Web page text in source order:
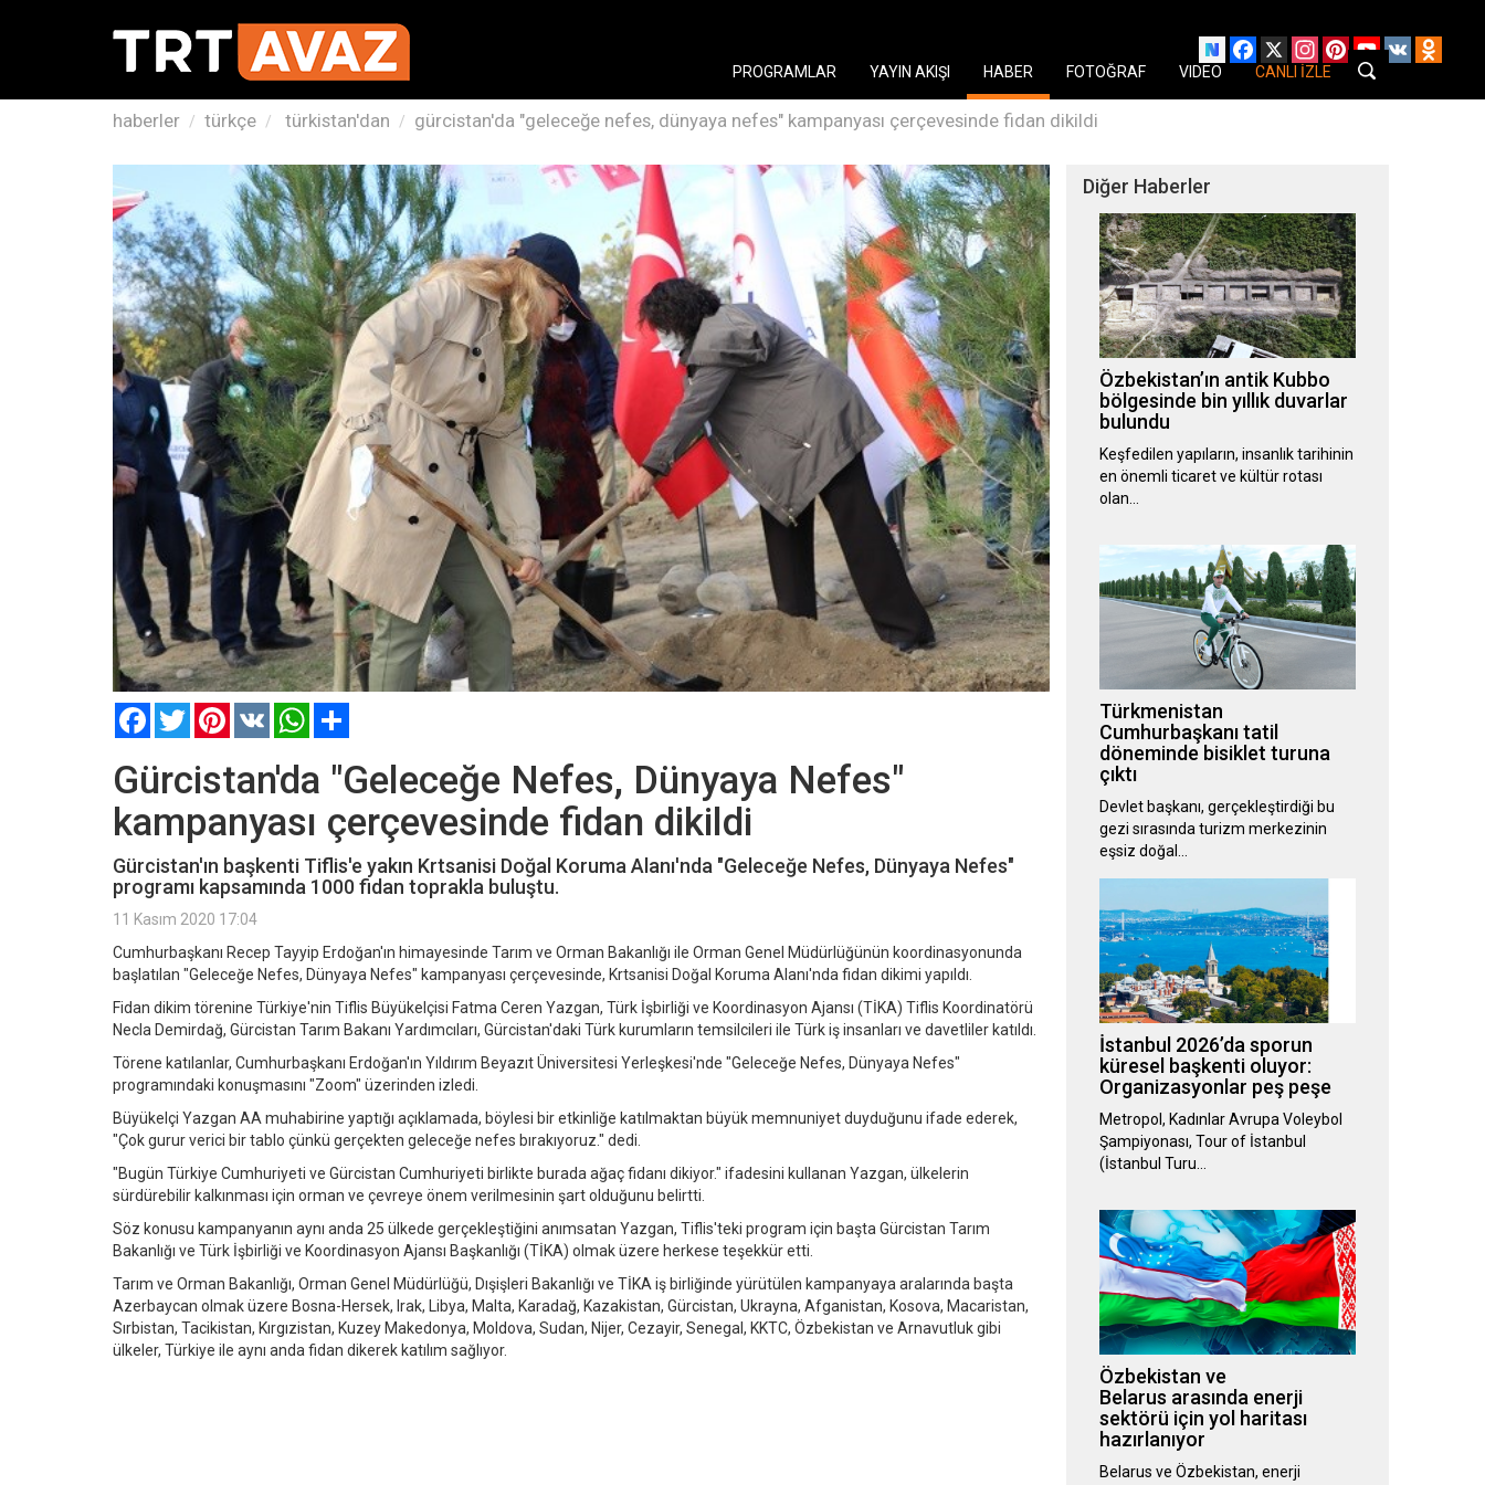
Facebook
X Instagram
PinterestYouTube
VK
PROGRAMLAR
YAYIN AKIŞI HABER FOTOĞRAF VIDEO CANLI İZLE
haberler türkçe türkistan'dan gürcistan'da "geleceğe nefes, dünyaya nefes" kampanyası çerçevesinde fidan dikildi
FacebookTwitterPinterest
VK WhatsApp
Gürcistan'da "Geleceğe Nefes, Dünyaya Nefes"
kampanyası çerçevesinde fidan dikildi
Gürcistan'ın başkenti Tiflis'e yakın Krtsanisi Doğal Koruma Alanı'nda "Geleceğe Nefes, Dünyaya Nefes"
programı kapsamında 1000 fidan toprakla buluştu.
11 Kasım 2020 17:04
Cumhurbaşkanı Recep Tayyip Erdoğan'ın himayesinde Tarım ve Orman Bakanlığı ile Orman Genel Müdürlüğünün koordinasyonunda
başlatılan "Geleceğe Nefes, Dünyaya Nefes" kampanyası çerçevesinde, Krtsanisi Doğal Koruma Alanı'nda fidan dikimi yapıldı.
Fidan dikim törenine Türkiye'nin Tiflis Büyükelçisi Fatma Ceren Yazgan, Türk İşbirliği ve Koordinasyon Ajansı (TİKA) Tiflis Koordinatörü
Necla Demirdağ, Gürcistan Tarım Bakanı Yardımcıları, Gürcistan'daki Türk kurumların temsilcileri ile Türk iş insanları ve davetliler katıldı.
Törene katılanlar, Cumhurbaşkanı Erdoğan'ın Yıldırım Beyazıt Üniversitesi Yerleşkesi'nde "Geleceğe Nefes, Dünyaya Nefes"
programındaki konuşmasını "Zoom" üzerinden izledi.
Büyükelçi Yazgan AA muhabirine yaptığı açıklamada, böylesi bir etkinliğe katılmaktan büyük memnuniyet duyduğunu ifade ederek,
"Çok gurur verici bir tablo çünkü gerçekten geleceğe nefes bırakıyoruz." dedi.
"Bugün Türkiye Cumhuriyeti ve Gürcistan Cumhuriyeti birlikte burada ağaç fidanı dikiyor." ifadesini kullanan Yazgan, ülkelerin
sürdürebilir kalkınması için orman ve çevreye önem verilmesinin şart olduğunu belirtti.
Söz konusu kampanyanın aynı anda 25 ülkede gerçekleştiğini anımsatan Yazgan, Tiflis'teki program için başta Gürcistan Tarım
Bakanlığı ve Türk İşbirliği ve Koordinasyon Ajansı Başkanlığı (TİKA) olmak üzere herkese teşekkür etti.
Tarım ve Orman Bakanlığı, Orman Genel Müdürlüğü, Dışişleri Bakanlığı ve TİKA iş birliğinde yürütülen kampanyaya aralarında başta
Azerbaycan olmak üzere Bosna-Hersek, Irak, Libya, Malta, Karadağ, Kazakistan, Gürcistan, Ukrayna, Afganistan, Kosova, Macaristan,
Sırbistan, Tacikistan, Kırgızistan, Kuzey Makedonya, Moldova, Sudan, Nijer, Cezayir, Senegal, KKTC, Özbekistan ve Arnavutluk gibi
ülkeler, Türkiye ile aynı anda fidan dikerek katılım sağlıyor.
Diğer Haberler
Özbekistan’ın antik Kubbo
bölgesinde bin yıllık duvarlar
bulundu
Keşfedilen yapıların, insanlık tarihinin
en önemli ticaret ve kültür rotası
olan…
Türkmenistan
Cumhurbaşkanı tatil
döneminde bisiklet turuna
çıktı
Devlet başkanı, gerçekleştirdiği bu
gezi sırasında turizm merkezinin
eşsiz doğal…
İstanbul 2026’da sporun
küresel başkenti oluyor:
Organizasyonlar peş peşe
Metropol, Kadınlar Avrupa Voleybol
Şampiyonası, Tour of İstanbul
(İstanbul Turu…
Özbekistan ve
Belarus arasında enerji
sektörü için yol haritası
hazırlanıyor
Belarus ve Özbekistan, enerji